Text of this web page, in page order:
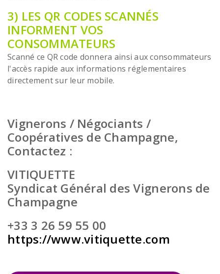
3) LES QR CODES SCANNÉS
INFORMENT VOS
CONSOMMATEURS
Scanné ce QR code donnera ainsi aux consommateurs
l'accès rapide aux informations réglementaires
directement sur leur mobile.
Vignerons / Négociants /
Coopératives de Champagne,
Contactez :
VITIQUETTE
Syndicat Général des Vignerons de
Champagne
+33 3 26 59 55 00
https://www.vitiquette.com